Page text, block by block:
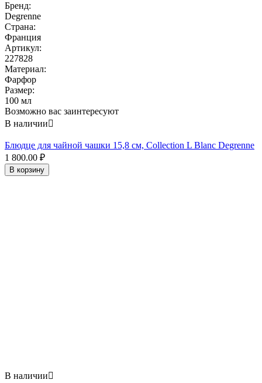
Бренд:
Degrenne
Страна:
Франция
Артикул:
227828
Материал:
Фарфор
Размер:
100 мл
Возможно вас заинтересуют
В наличии
Блюдце для чайной чашки 15,8 см, Collection L Blanc Degrenne
1 800.00 ₽
В корзину
В наличии